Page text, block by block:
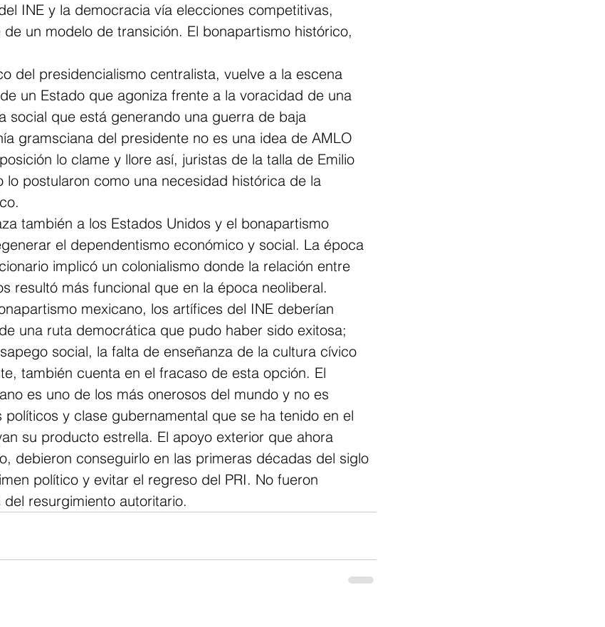
INE y la democracia vía elecciones competitivas,
un modelo de transición. El bonapartismo histórico,
del presidencialismo centralista, vuelve a la escena
un Estado que agoniza frente a la voracidad de una
social que está generando una guerra de baja
gramsciana del presidente no es una idea de AMLO
lo clame y llore así, juristas de la talla de Emilio
lo postularon como una necesidad histórica de la
también a los Estados Unidos y el bonapartismo
el dependentismo económico y social. La época
implicó un colonialismo donde la relación entre
resultó más funcional que en la época neoliberal.
mexicano, los artífices del INE deberían
una ruta democrática que pudo haber sido exitosa;
social, la falta de enseñanza de la cultura cívico
también cuenta en el fracaso de esta opción. El
es uno de los más onerosos del mundo y no es
y clase gubernamental que se ha tenido en el
su producto estrella. El apoyo exterior que ahora
debieron conseguirlo en las primeras décadas del siglo
político y evitar el regreso del PRI. No fueron
resurgimiento autoritario.